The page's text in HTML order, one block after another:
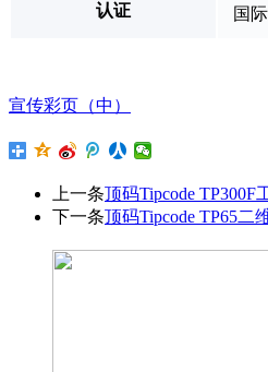
认证 国
宣传彩页（中）
上一条顶码Tipcode
下一条顶码Tipcode TP65二